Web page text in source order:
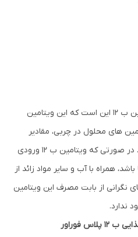
نکته قابل توجه در رابطه با ویتامین ب 12 این است که این ویتامین
های محلول در چربی، مقادیر
اضافی آن در بدن ذخیره نمی شود. در صورتی که ویتامین ب 12 ورودی
همراه با آب و سایر مواد زائد از
نگرانی از بابت مصرف این ویتامین
ندارد.
فوراور